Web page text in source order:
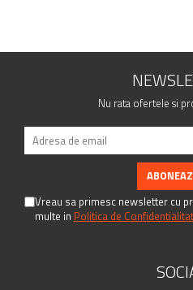
Nu rata ofertele si
Vreau sa primesc newsletter cu
multe in Politica de